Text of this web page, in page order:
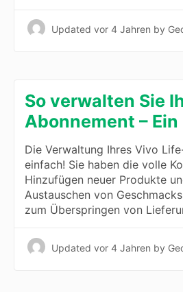
Updated vor 4 Jahren by
So verwalten Sie
Abonnement –
Die Verwaltung Ihres Vivo
einfach! Sie haben die volle
Hinzufügen neuer Produkte
Austauschen von
zum Überspringen von
Updated vor 4 Jahren by